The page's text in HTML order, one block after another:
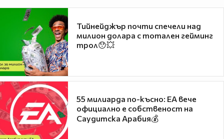
Тийнейджър почти спечели над
милион долара с тотален гейминг
трол😯💥
55 милиарда по-късно: EA вече
официално е собственост на
Саудитска Арабия💰